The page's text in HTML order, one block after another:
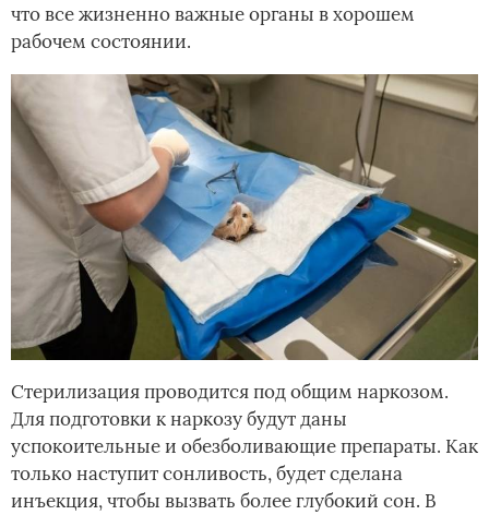
что все жизненно важные органы в хорошем
рабочем состоянии.
Стерилизация проводится под общим наркозом.
Для подготовки к наркозу будут даны
успокоительные и обезболивающие препараты. Как
только наступит сонливость, будет сделана
инъекция, чтобы вызвать более глубокий сон. В